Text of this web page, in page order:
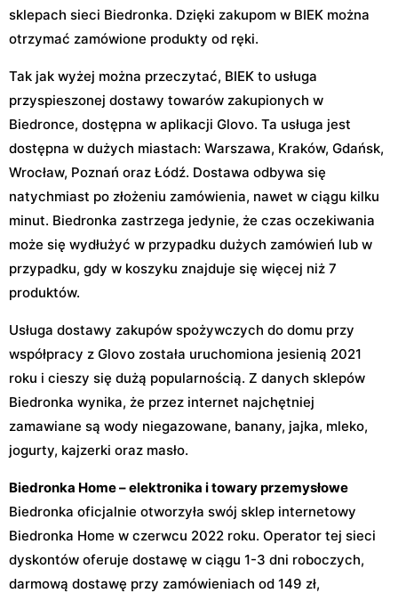
sklepach sieci Biedronka. Dzięki zakupom w BIEK można
otrzymać zamówione produkty od ręki.
Tak jak wyżej można przeczytać, BIEK to usługa
przyspieszonej dostawy towarów zakupionych w
Biedronce, dostępna w aplikacji Glovo. Ta usługa jest
dostępna w dużych miastach: Warszawa, Kraków, Gdańsk,
Wrocław, Poznań oraz Łódź. Dostawa odbywa się
natychmiast po złożeniu zamówienia, nawet w ciągu kilku
minut. Biedronka zastrzega jedynie, że czas oczekiwania
może się wydłużyć w przypadku dużych zamówień lub w
przypadku, gdy w koszyku znajduje się więcej niż 7
produktów.
Usługa dostawy zakupów spożywczych do domu przy
współpracy z Glovo została uruchomiona jesienią 2021
roku i cieszy się dużą popularnością. Z danych sklepów
Biedronka wynika, że przez internet najchętniej
zamawiane są wody niegazowane, banany, jajka, mleko,
jogurty, kajzerki oraz masło.
Biedronka Home – elektronika i towary przemysłowe
Biedronka oficjalnie otworzyła swój sklep internetowy
Biedronka Home w czerwcu 2022 roku. Operator tej sieci
dyskontów oferuje dostawę w ciągu 1-3 dni roboczych,
darmową dostawę przy zamówieniach od 149 zł,